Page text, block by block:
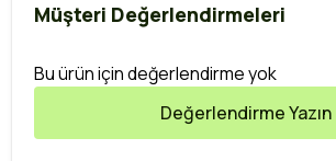
Müşteri Değerlendirmeleri
Bu ürün için değerlendirme yok
Değerlendirme Yazın